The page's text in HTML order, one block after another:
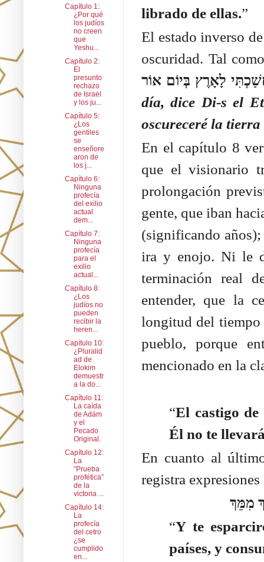
librado de ellas.”
El estado inverso
oscuridad. Tal
día, dice Di-s el
oscureceré la
En el capítulo 8
que el visionario
prolongación
gente, que iban
(significando
ira y enojo. Ni le
terminación real
entender, que la
longitud del tiempo
pueblo, porque
mencionado en la
“El castigo
Él no te
En cuanto al
registra
“Y te
países, y
Capítulo 1:
¿Por qué
los judíos
no creen
que
Yeshu...
Capítulo 2:
El
presunto
rechazo
de Israel
y los ju...
Capítulo 5:
¿Los
gentiles
se
enseñore
aron de
los j...
Capítulo 6:
Ninguna
profecía
del exilio
actual
dem...
Capítulo 7:
Ninguna
profecía
para el
exilio
actual...
Capítulo 8:
¿Los
judíos no
pueden
recibir la
heren...
Capítulo 10:
¿Pluralid
ad de
Elokim
demuestr
a la do...
Capítulo 11:
La caída
de Adám
y el
Pecado
Original.
Capítulo 12:
La
“Prueba
profética”
de la
victoria ...
Capítulo 14:
La
profecía
del cetro
¿se
cumplido
en...